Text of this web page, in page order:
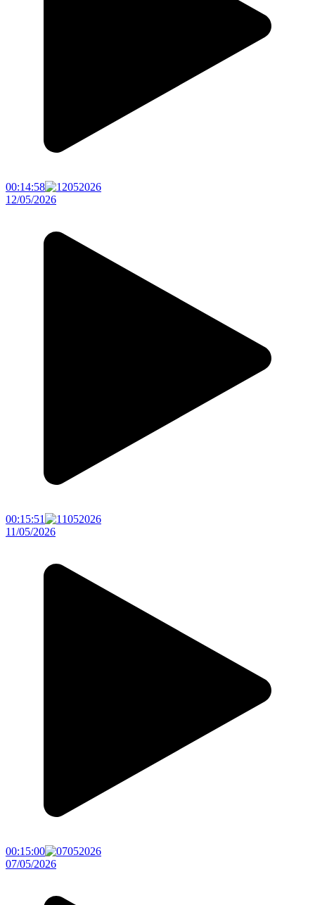
00:14:58
12/05/2026
00:15:51
11/05/2026
00:15:00
07/05/2026